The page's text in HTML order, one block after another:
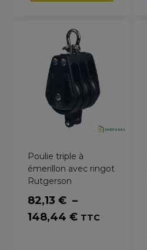
366,56 €
Poulie triple à
émerillon avec ringot
Rutgerson
82,13 € –
148,44 €Plage
TTC